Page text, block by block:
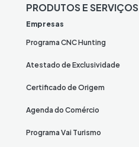
PRODUTOS E SERVIÇOS
Empresas
Programa CNC Hunting
Atestado de Exclusividade
Certificado de Origem
Agenda do Comércio
Programa Vai Turismo